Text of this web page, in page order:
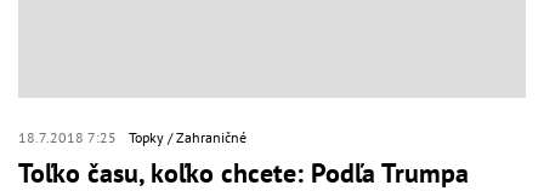
18.7.2018 7:25 Topky Zahraničné
Toľko času, koľko chcete: Podľa Trumpa